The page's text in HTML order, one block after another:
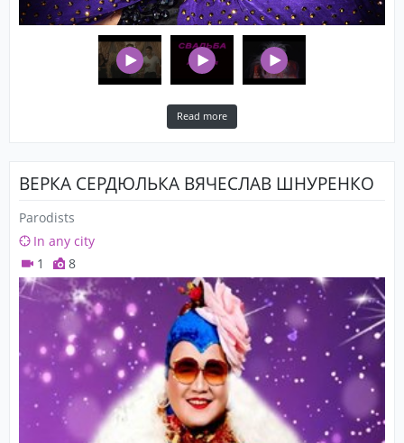
Read more
ВЕРКА СЕРДЮЛЬКА ВЯЧЕСЛАВ ШНУРЕНКО
Parodists
In any city
1
8